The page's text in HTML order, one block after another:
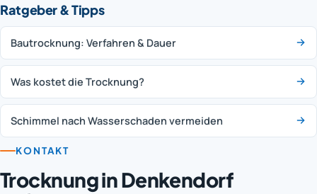
Ratgeber & Tipps
Bautrocknung: Verfahren & Dauer
Was kostet die Trocknung?
Schimmel nach Wasserschaden vermeiden
KONTAKT
Trocknung in Denkendorf